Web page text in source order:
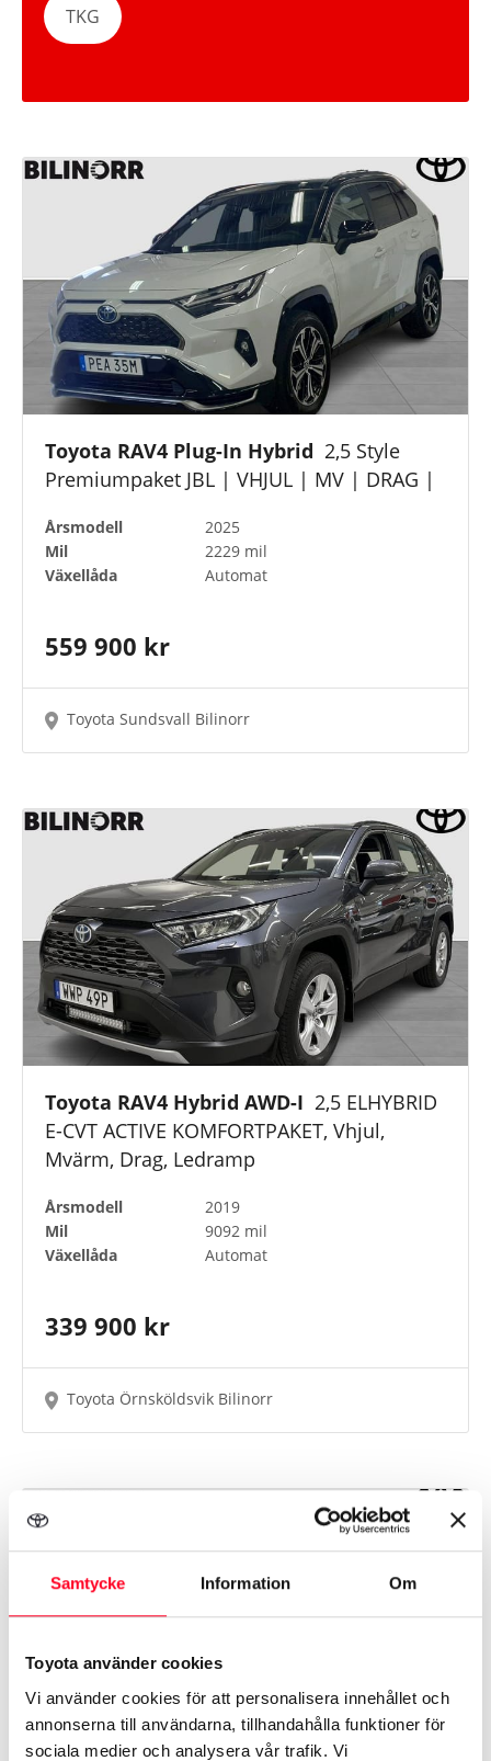
Samtycke Information Om
Toyota använder cookies
Vi använder cookies för att personalisera innehållet och
annonserna till användarna, tillhandahålla funktioner för
sociala medier och analysera vår trafik. Vi
TKG
Toyota RAV4 Plug-In Hybrid 2,5 Style
Premiumpaket JBL | VHJUL | MV | DRAG |
Årsmodell
2025
Mil
2229 mil
Växellåda
Automat
559 900 kr
Toyota Sundsvall Bilinorr
Toyota RAV4 Hybrid AWD-I 2,5 ELHYBRID
E-CVT ACTIVE KOMFORTPAKET, Vhjul,
Mvärm, Drag, Ledramp
Årsmodell
2019
Mil
9092 mil
Växellåda
Automat
339 900 kr
Toyota Örnsköldsvik Bilinorr